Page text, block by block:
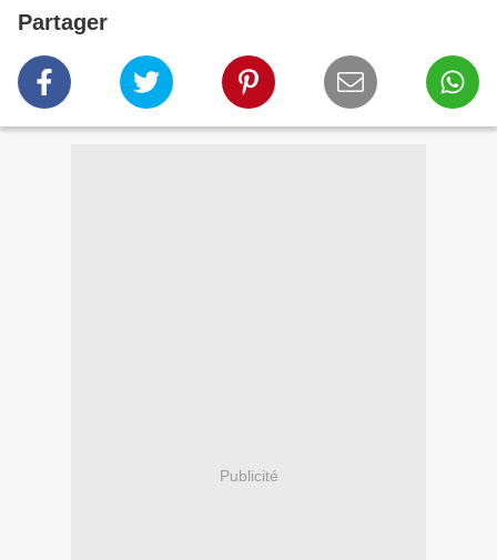
Partager
Publicité